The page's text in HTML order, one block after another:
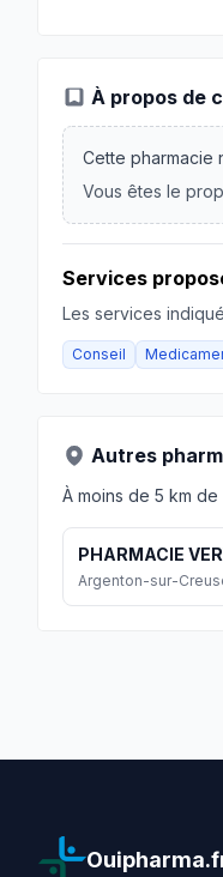
À propos de
Cette pharmacie
Vous êtes le
Services
Les services
Conseil
Autres
À moins de 5 km de
PHARMACIE
Argenton-sur-